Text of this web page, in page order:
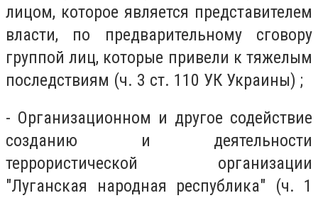
лицом, которое является представителем
власти, по предварительному сговору
группой лиц, которые привели к тяжелым
последствиям (ч. 3 ст. 110 УК Украины) ;
- Организационном и другое содействие
созданию и деятельности
террористической организации
"Луганская народная республика" (ч. 1